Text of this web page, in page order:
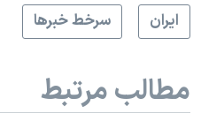
ايران
سرخط خبرها
مطالب مرتبط